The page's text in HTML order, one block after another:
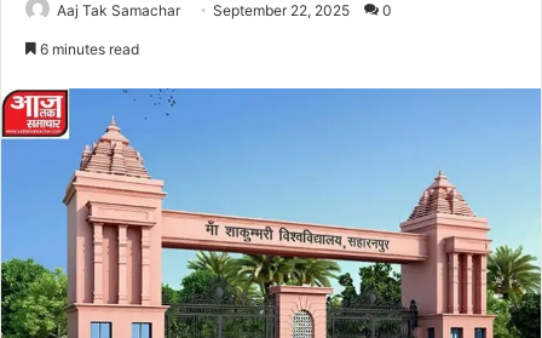
Aaj Tak Samachar September 22, 2025 0
6 minutes read